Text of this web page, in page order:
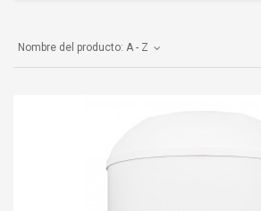
Nombre del producto: A - Z